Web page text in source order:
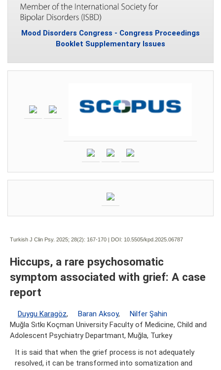
Mood Disorders Congress - Congress Proceedings
Booklet Supplementary Issues
Turkish J Clin Psy. 2025; 28(2): 167-170 | DOI: 10.5505/kpd.2025.06787
Hiccups, a rare psychosomatic
symptom associated with grief: A case
report
Duygu Karagöz, Baran Aksoy,
Nilfer Şahin
Muğla Sıtkı Koçman University Faculty of Medicine, Child and
Adolescent Psychiatry Departmant, Muğla, Turkey
It is said that when the grief process is not adequately
resolved, it can be transformed into somatization and